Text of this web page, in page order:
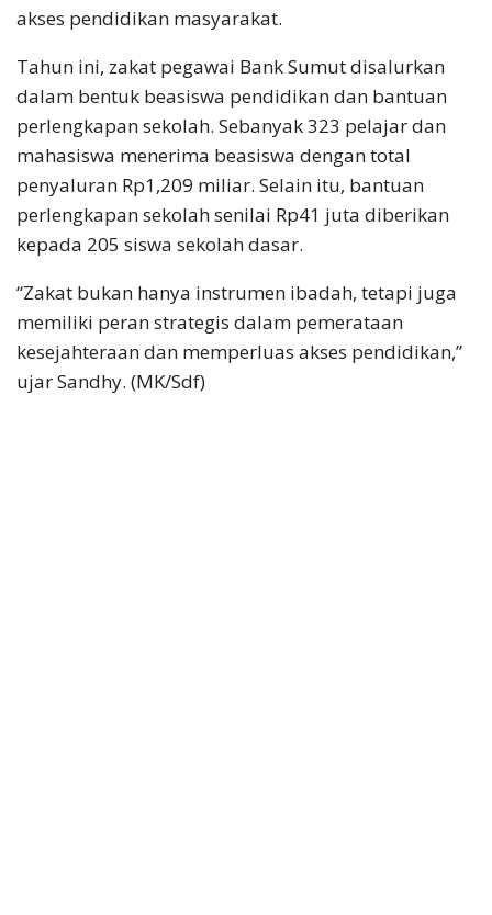
akses pendidikan masyarakat.
Tahun ini, zakat pegawai Bank Sumut disalurkan
dalam bentuk beasiswa pendidikan dan bantuan
perlengkapan sekolah. Sebanyak 323 pelajar dan
mahasiswa menerima beasiswa dengan total
penyaluran Rp1,209 miliar. Selain itu, bantuan
perlengkapan sekolah senilai Rp41 juta diberikan
kepada 205 siswa sekolah dasar.
“Zakat bukan hanya instrumen ibadah, tetapi juga
memiliki peran strategis dalam pemerataan
kesejahteraan dan memperluas akses pendidikan,”
ujar Sandhy. (MK/Sdf)